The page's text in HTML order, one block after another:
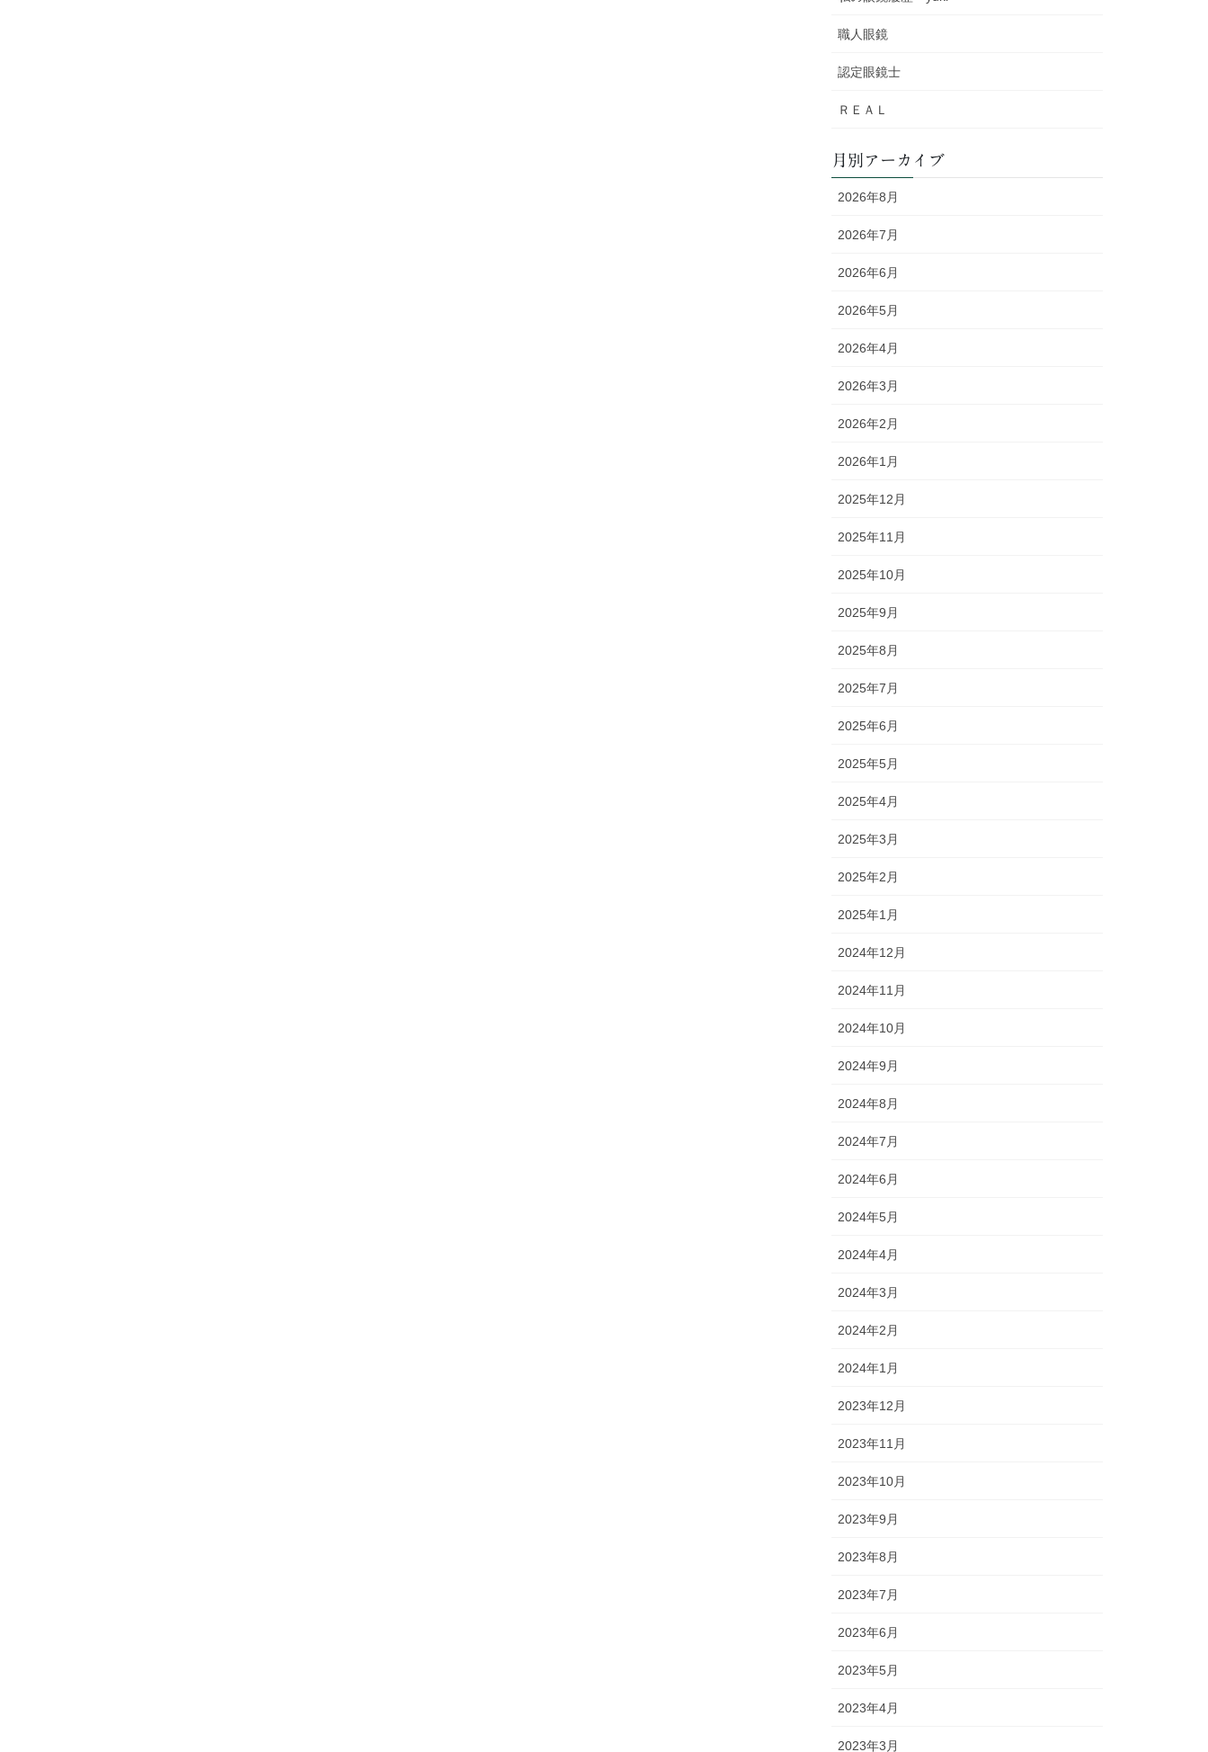
職人眼鏡
認定眼鏡士
ＲＥＡＬ
月別アーカイブ
2026年8月
2026年7月
2026年6月
2026年5月
2026年4月
2026年3月
2026年2月
2026年1月
2025年12月
2025年11月
2025年10月
2025年9月
2025年8月
2025年7月
2025年6月
2025年5月
2025年4月
2025年3月
2025年2月
2025年1月
2024年12月
2024年11月
2024年10月
2024年9月
2024年8月
2024年7月
2024年6月
2024年5月
2024年4月
2024年3月
2024年2月
2024年1月
2023年12月
2023年11月
2023年10月
2023年9月
2023年8月
2023年7月
2023年6月
2023年5月
2023年4月
2023年3月